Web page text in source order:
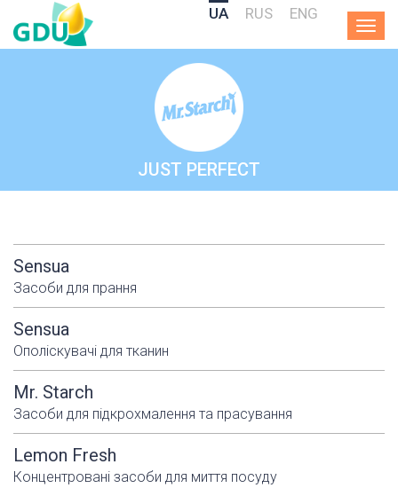
UA RUS ENG
JUST PERFECT
Sensua
Засоби для прання
Sensua
Ополіскувачі для тканин
Mr. Starch
Засоби для підкрохмалення та прасування
Lemon Fresh
Концентровані засоби для миття посуду